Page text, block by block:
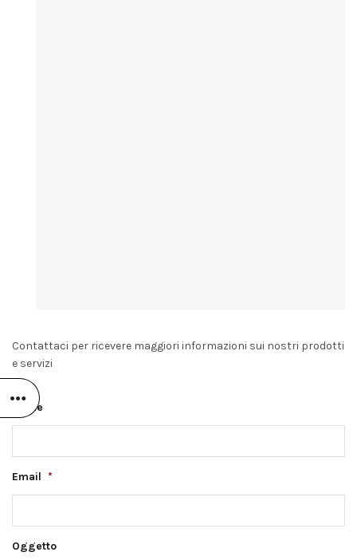
Contattaci per ricevere maggiori informazioni sui nostri prodotti
e servizi
Nome
Email *
Oggetto